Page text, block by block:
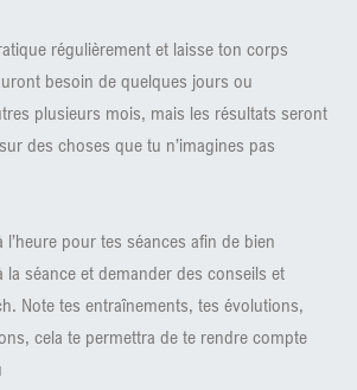
régulièrement et laisse ton corps
besoin de quelques jours ou
plusieurs mois, mais les résultats seront
des choses que tu n’imagines pas
l’heure pour tes séances afin de bien
séance et demander des conseils et
Note tes entraînements, tes évolutions,
cela te permettra de te rendre compte